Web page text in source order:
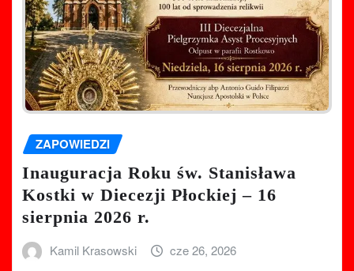
ZAPOWIEDZI
Inauguracja Roku św. Stanisława
Kostki w Diecezji Płockiej – 16
sierpnia 2026 r.
Kamil Krasowski cze 26, 2026